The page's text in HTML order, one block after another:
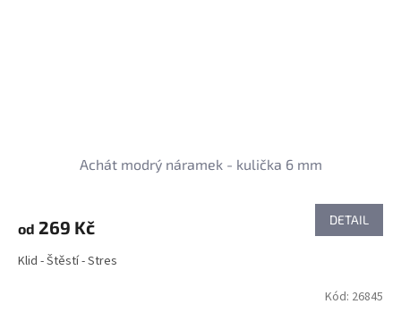
Achát modrý náramek - kulička 6 mm
od 269 Kč DETAIL
Klid - Štěstí - Stres
Kód: 26845